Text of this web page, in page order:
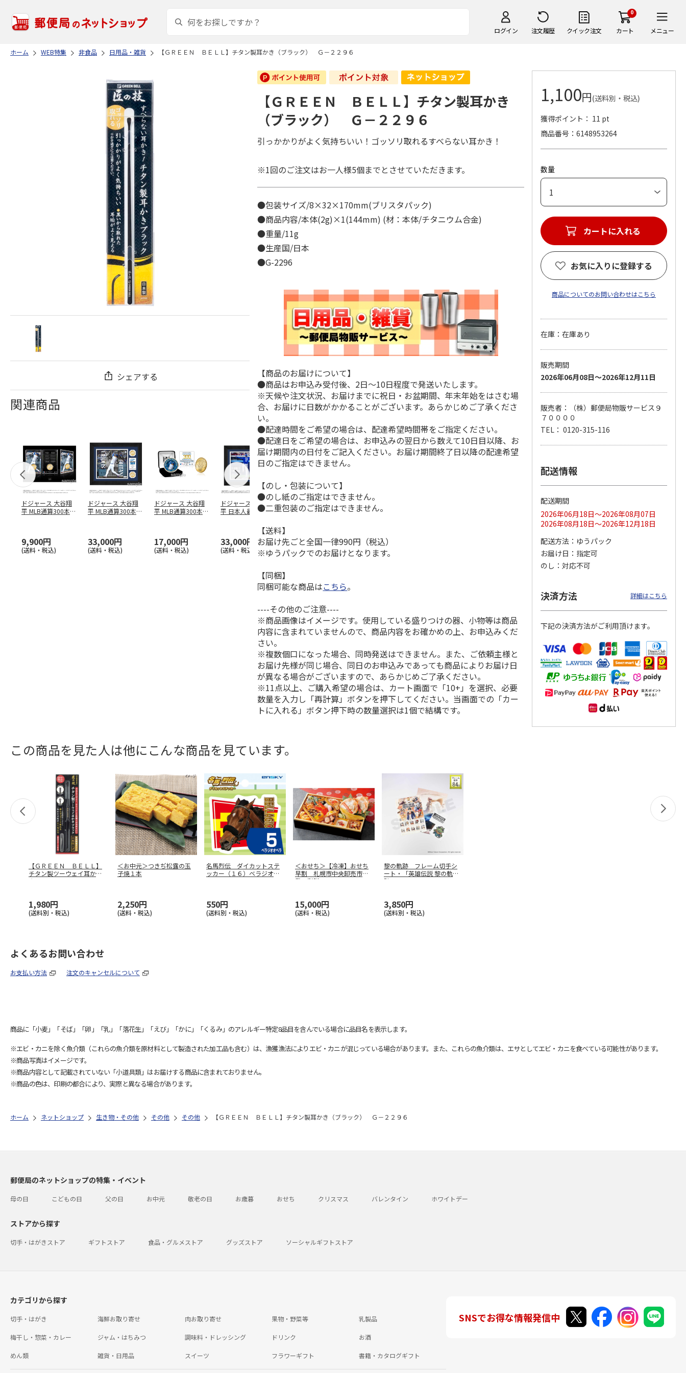
ログイン 注文履歴 クイック注文
0
カート メニュー
ホーム WEB特集 非食品 日用品・雑貨 【ＧＲＥＥＮ ＢＥＬＬ】チタン製耳かき（ブラック） Ｇ－２２９６
シェアする
関連商品
ドジャース 大谷翔
平 MLB通算300本塁
9,900円
(送料・税込)
ドジャース 大谷翔
平 MLB通算300本塁
33,000円
(送料・税込)
ドジャース 大谷翔
平 MLB通算300本塁
17,000円
(送料・税込)
ドジャース 大谷翔
平 日本人最多53試
33,000円
(送料・税込)
MLB ドジャース 大
谷翔平 2026 NL 3・
33,000円
(送料・税込)
ドジャース 大谷翔
平 日本人最多53試
9,900円
(送料・税込)
ドジャース 大谷翔
平 日本人最多53試
合連続出塁記念 シ
ル…
17,000円
(送料・税込)
谷翔平 2026 NL 3・
4月投手…
【ＧＲＥＥＮ ＢＥＬＬ】チタン製耳かき
（ブラック） Ｇ－２２９６
引っかかりがよく気持ちいい！ゴッソリ取れるすべらない耳かき！
※1回のご注文はお一人様5個までとさせていただきます。
●包装サイズ/8×32×170mm(ブリスタパック)
●商品内容/本体(2g)×1(144mm) (材：本体/チタニウム合金)
●重量/11g
●生産国/日本
●G-2296
【商品のお届けについて】
●商品はお申込み受付後、2日～10日程度で発送いたします。
※天候や注文状況、お届けまでに祝日・お盆期間、年末年始をはさむ場
合、お届けに日数がかかることがございます。あらかじめご了承くださ
い。
●配達時間をご希望の場合は、配達希望時間帯をご指定ください。
●配達日をご希望の場合は、お申込みの翌日から数えて10日目以降、お
届け期間内の日付をご記入ください。お届け期間終了日以降の配達希望
日のご指定はできません。
【のし・包装について】
●のし紙のご指定はできません。
●二重包装のご指定はできません。
【送料】
お届け先ごと全国一律990円（税込）
※ゆうパックでのお届けとなります。
【同梱】
同梱可能な商品はこちら。
----その他のご注意----
※商品画像はイメージです。使用している盛りつけの器、小物等は商品
内容に含まれていませんので、商品内容をお確かめの上、お申込みくだ
さい。
※複数個口になった場合、同時発送はできません。また、ご依頼主様と
お届け先様が同じ場合、同日のお申込みであっても商品によりお届け日
が異なる場合がございますので、あらかじめご了承ください。
※11点以上、ご購入希望の場合は、カート画面で「10+」を選択、必要
数量を入力し「再計算」ボタンを押下してください。当画面での「カー
トに入れる」ボタン押下時の数量選択は1個で結構です。
1,100円(送料別・税込)
獲得ポイント： 11 pt
商品番号
6148953264
数量
カートに入れる
お気に入りに登録する
商品についてのお問い合わせはこちら
在庫：在庫あり
販売期間
2026年06月08日～2026年12月11日
販売者：（株）郵便局物販サービス９
７００００
TEL： 0120-315-116
配送情報
配送期間
2026年06月18日～2026年08月07日
2026年08月18日～2026年12月18日
配送方法
ゆうパック
お届け日
指定可
のし
対応不可
決済方法 詳細はこちら
下記の決済方法がご利用頂けます。
この商品を見た人は他にこんな商品を見ています。
【ＧＲＥＥＮ ＢＥＬＬ】
チタン製ツーウェイ耳か
き Ｇ－２３
1,980円
(送料別・税込)
＜お中元＞つきぢ松露の玉
子焼１本
2,250円
(送料・税込)
名馬烈伝 ダイカットステ
ッカー（１６）ベラジオオ
550円
(送料別・税込)
＜おせち＞【冷凍】おせち
早割 札幌市中央卸売市場
発 彩膳
15,000円
(送料・税込)
黎の軌跡 フレーム切手シ
ート・「英雄伝説 黎の軌
跡」
3,850円
(送料別・税込)
よくあるお問い合わせ
お支払い方法 注文のキャンセルについて
商品に「小麦」「そば」「卵」「乳」「落花生」「えび」「かに」「くるみ」のアレルギー特定8品目を含んでいる場合に品目名を表示します。
※エビ・カニを除く魚介類（これらの魚介類を原材料として製造された加工品も含む）は、漁獲漁法によりエビ・カニが混じっている場合があります。また、これらの魚介類は、エサとしてエビ・カニを食べている可能性があります。
※商品写真はイメージです。
※商品内容として記載されていない「小道具類」はお届けする商品に含まれておりません。
※商品の色は、印刷の都合により、実際と異なる場合があります。
ホーム ネットショップ 生き物・その他 その他 その他 【ＧＲＥＥＮ ＢＥＬＬ】チタン製耳かき（ブラック） Ｇ－２２９６
郵便局のネットショップの特集・イベント
母の日 こどもの日 父の日 お中元 敬老の日 お歳暮 おせち クリスマス バレンタイン ホワイトデー
ストアから探す
切手・はがきストア ギフトストア 食品・グルメストア グッズストア ソーシャルギフトストア
カテゴリから探す
切手・はがき 海鮮お取り寄せ 肉お取り寄せ 果物・野菜等 乳製品
梅干し・惣菜・カレー ジャム・はちみつ 調味料・ドレッシング ドリンク お酒
めん類 雑貨・日用品 スイーツ フラワーギフト 書籍・カタログギフト
SNSでお得な情報発信中